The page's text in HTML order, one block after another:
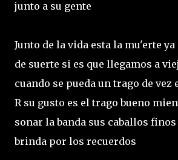
junto a su gente
Junto de la vida esta la mu'erte
de suerte si es que llegamos a
cuando se pueda un trago de vez
R su gusto es el trago bueno
sonar la banda sus caballos
brinda por los recuerdos